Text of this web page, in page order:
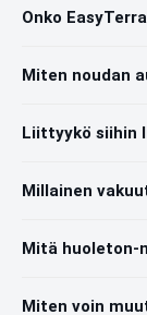
Onko
Miten noudan
Liittyykö siihin
Millainen
Mitä huoleton-
Miten voin